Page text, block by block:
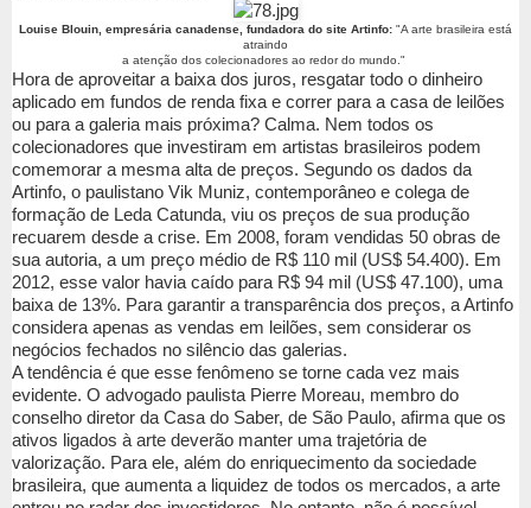
Louise Blouin, empresária canadense, fundadora do site Artinfo: "A arte brasileira está
atraindo
a atenção dos colecionadores ao redor do mundo."
Hora de aproveitar a baixa dos juros, resgatar todo o dinheiro
aplicado em fundos de renda fixa e correr para a casa de leilões
ou para a galeria mais próxima? Calma. Nem todos os
colecionadores que investiram em artistas brasileiros podem
comemorar a mesma alta de preços. Segundo os dados da
Artinfo, o paulistano Vik Muniz, contemporâneo e colega de
formação de Leda Catunda, viu os preços de sua produção
recuarem desde a crise. Em 2008, foram vendidas 50 obras de
sua autoria, a um preço médio de R$ 110 mil (US$ 54.400). Em
2012, esse valor havia caído para R$ 94 mil (US$ 47.100), uma
baixa de 13%. Para garantir a transparência dos preços, a Artinfo
considera apenas as vendas em leilões, sem considerar os
negócios fechados no silêncio das galerias.
A tendência é que esse fenômeno se torne cada vez mais
evidente. O advogado paulista Pierre Moreau, membro do
conselho diretor da Casa do Saber, de São Paulo, afirma que os
ativos ligados à arte deverão manter uma trajetória de
valorização. Para ele, além do enriquecimento da sociedade
brasileira, que aumenta a liquidez de todos os mercados, a arte